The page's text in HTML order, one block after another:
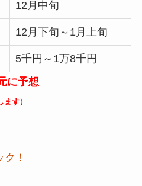
12月中旬
12月下旬～1月上旬
5千円～1万8千円
に予想
す）
！